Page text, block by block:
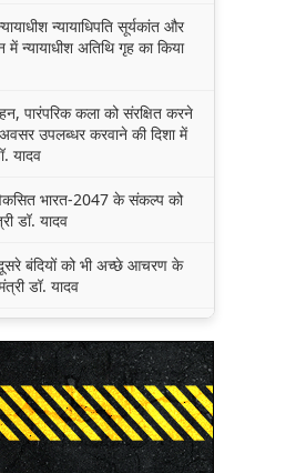
न्यायाधिपति सूर्यकांत और
न्यायाधीश अतिथि गृह का किया
पारंपरिक कला को संरक्षित करने
उपलब्धर करवाने की दिशा में
यादव
भारत-2047 के संकल्प को
डॉ. यादव
दूसरे बंदियों को भी अच्छे आचरण के
डॉ. यादव
बनाने की दिशा में तेज होंगे प्रयास :
सुशासन की पहचान : मुख्यमंत्री